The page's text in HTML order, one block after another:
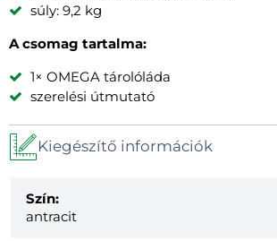
súly: 9,2 kg
A csomag tartalma:
1× OMEGA tárolóláda
szerelési útmutató
Kiegészítő információk
Szín:
antracit